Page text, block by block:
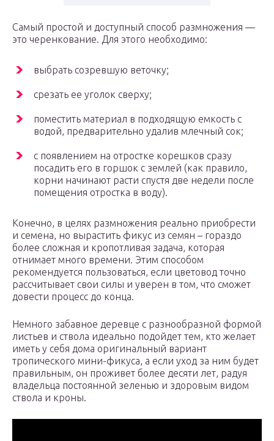
Самый простой и доступный способ размножения —
это черенкование. Для этого необходимо:
выбрать созревшую веточку;
срезать ее уголок сверху;
поместить материал в подходящую емкость с
водой, предварительно удалив млечный сок;
с появлением на отростке корешков сразу
посадить его в горшок с землей (как правило,
корни начинают расти спустя две недели после
помещения отростка в воду).
Конечно, в целях размножения реально приобрести
и семена, но вырастить фикус из семян – гораздо
более сложная и кропотливая задача, которая
отнимает много времени. Этим способом
рекомендуется пользоваться, если цветовод точно
рассчитывает свои силы и уверен в том, что сможет
довести процесс до конца.
Немного забавное деревце с разнообразной формой
листьев и ствола идеально подойдет тем, кто желает
иметь у себя дома оригинальный вариант
тропического мини-фикуса, а если уход за ним будет
правильным, он проживет более десяти лет, радуя
владельца постоянной зеленью и здоровым видом
ствола и кроны.